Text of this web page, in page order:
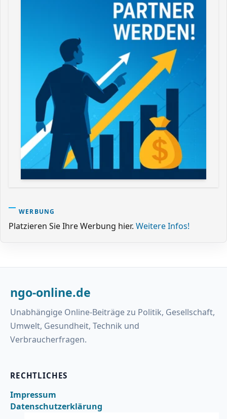
WERBUNG
Platzieren Sie Ihre Werbung hier. Weitere Infos!
ngo-online.de
Unabhängige Online-Beiträge zu Politik, Gesellschaft,
Umwelt, Gesundheit, Technik und
Verbraucherfragen.
RECHTLICHES
Impressum
Datenschutzerklärung